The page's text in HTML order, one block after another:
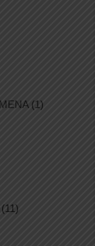
(1)
(11)